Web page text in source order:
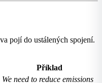
pojí do ustálených spojení.
Příklad
We need to reduce emissions